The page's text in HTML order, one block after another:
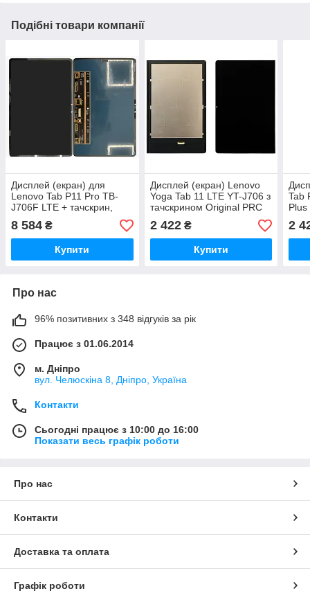
Подібні товари компанії
Дисплей (екран) для
Lenovo Tab P11 Pro TB-
J706F LTE + тачскрин,
чорний, OLED, оригінал
(545)
8 584 ₴
Купити
Дисплей (екран) Lenovo
Yoga Tab 11 LTE YT-J706 з
тачскрином Original PRC
2 422₴
Купити
Tab
Plus
2
Про нас
96% позитивних з 348 відгуків за рік
Працює з 01.06.2014
м. Дніпро
вул. Челюскіна 8, Дніпро, Україна
Контакти
Сьогодні працює з 10:00 до 16:00
Показати весь графік роботи
Про нас
Контакти
Доставка та оплата
Графік роботи